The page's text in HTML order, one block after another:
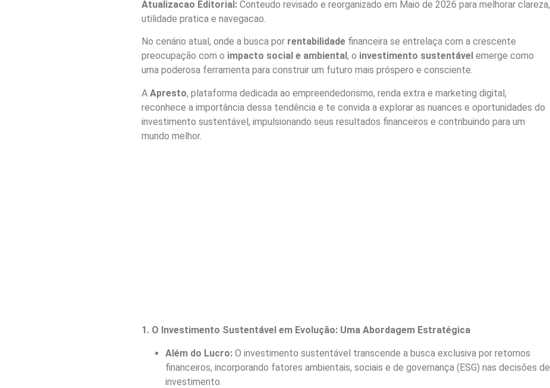
Atualizacao Editorial:Conteudo revisado e reorganizado em Maio de 2026 para melhorar clareza,
utilidade pratica e navegacao.
No cenário atual, onde a busca por rentabilidadefinanceira se entrelaça com a crescente
preocupação com o impacto social e ambiental , o investimento sustentável emerge como
uma poderosa ferramenta para construir um futuro mais próspero e consciente.
A Apresto, plataforma dedicada ao empreendedorismo, renda extra e marketing digital,
reconhece a importância dessa tendência e te convida a explorar as nuances e oportunidades do
investimento sustentável, impulsionando seus resultados financeiros e contribuindo para um
mundo melhor.
1. O Investimento Sustentável em Evolução: Uma Abordagem Estratégica
Além do Lucro:O investimento sustentável transcende a busca exclusiva por retornos
financeiros, incorporando fatores ambientais, sociais e de governança (ESG) nas decisões de
investimento.